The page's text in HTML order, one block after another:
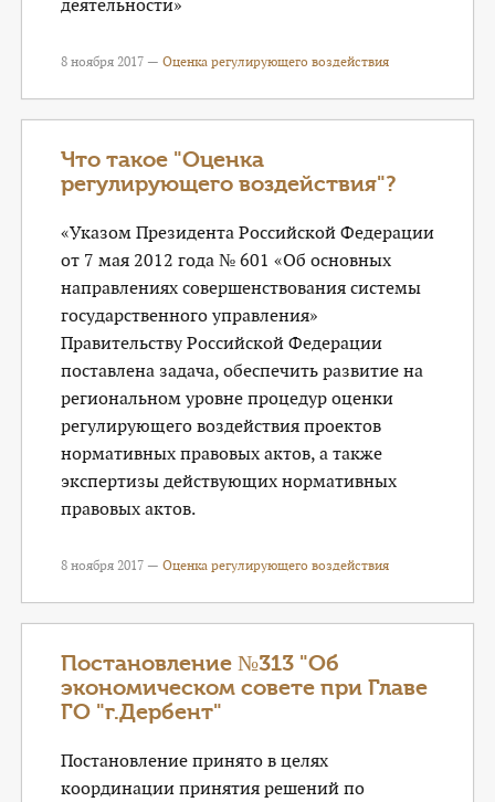
деятельности»
8 ноября 2017 — Оценка регулирующего воздействия
Что такое "Оценка
регулирующего воздействия"?
«Указом Президента Российской Федерации
от 7 мая 2012 года № 601 «Об основных
направлениях совершенствования системы
государственного управления»
Правительству Российской Федерации
поставлена задача, обеспечить развитие на
региональном уровне процедур оценки
регулирующего воздействия проектов
нормативных правовых актов, а также
экспертизы действующих нормативных
правовых актов.
8 ноября 2017 — Оценка регулирующего воздействия
Постановление №313 "Об
экономическом совете при Главе
ГО "г.Дербент"
Постановление принято в целях
координации принятия решений по